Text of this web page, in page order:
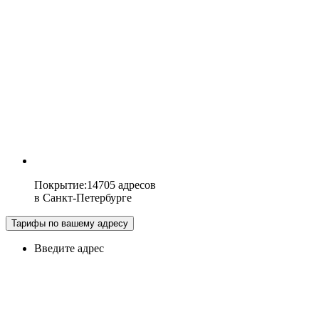
Покрытие:14705 адресов
в Санкт-Петербурге
Тарифы по вашему адресу
Введите адрес